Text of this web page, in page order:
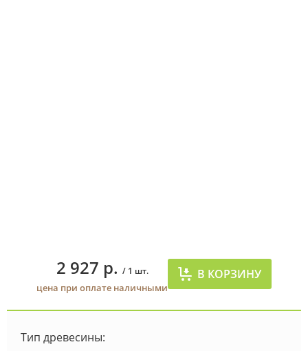
2 927 р. / 1 шт.
цена при оплате наличными
В КОРЗИНУ
Тип древесины: